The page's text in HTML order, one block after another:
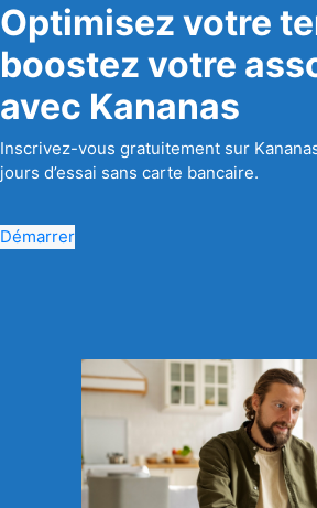
Optimisez votre
boostez votre
avec Kananas
Inscrivez-vous gratuitement sur
jours d’essai sans carte bancaire.
Démarrer